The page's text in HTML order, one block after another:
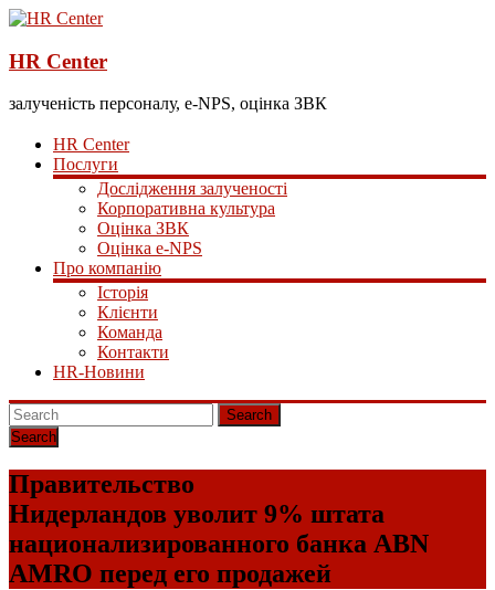
HR Center
залученість персоналу, e-NPS, оцінка ЗВК
HR Center
Послуги
Дослідження залученості
Корпоративна культура
Оцінка ЗВК
Оцінка e-NPS
Про компанію
Історія
Клієнти
Команда
Контакти
HR-Новини
Search
Правительство
Нидерландов уволит 9% штата
национализированного банка ABN
AMRO перед его продажей